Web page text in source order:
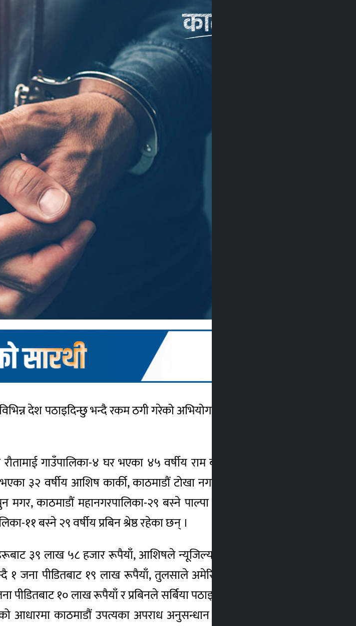
देश पठाइदिन्छु भन्दै रकम ठगी गरेको अभियोगमा ६ जनालाई प्रहरीले पक्राउ
गाउँपालिका-४ घर भएका ४५ वर्षीय राम बहादुर आले मगर, काठमाडौं
३२ वर्षीय आशिष कार्की, काठमाडौं टोखा नगरपालिका-४ बस्ने ७९ वर्षीय
मगर, काठमाडौं महानगरपालिका-२९ बस्ने पाल्पा तानसेन नगरपालिका-७ घर
११ बस्ने २९ वर्षीय प्रबिन श्रेष्ठ रहेका छन् ।
३९ लाख ५८ हजार रूपैयाँ, आशिषले न्यूजिल्याण्ड पठाइदिन्छु भन्दै ३ जना
जना पीडितबाट १९ लाख रूपैयाँ, तुलसाले अमेरिका पठाइदिन्छु भन्दै १ जना
१० लाख रूपैयाँ र प्रबिनले सर्बिया पठाइदिन्छु भन्दै १ जना पीडितबाट
आधारमा काठमाडौं उपत्यका अपराध अनुसन्धान कार्यालय टेकुबाट खटिएको